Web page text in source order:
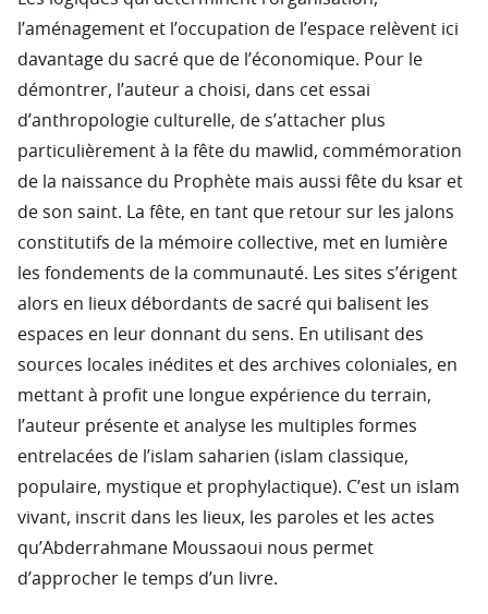
l’aménagement et l’occupation de l’espace relèvent ici
davantage du sacré que de l’économique. Pour le
démontrer, l’auteur a choisi, dans cet essai
d’anthropologie culturelle, de s’attacher plus
particulièrement à la fête du mawlid, commémoration
de la naissance du Prophète mais aussi fête du ksar et
de son saint. La fête, en tant que retour sur les jalons
constitutifs de la mémoire collective, met en lumière
les fondements de la communauté. Les sites s’érigent
alors en lieux débordants de sacré qui balisent les
espaces en leur donnant du sens. En utilisant des
sources locales inédites et des archives coloniales, en
mettant à profit une longue expérience du terrain,
l’auteur présente et analyse les multiples formes
entrelacées de l’islam saharien (islam classique,
populaire, mystique et prophylactique). C’est un islam
vivant, inscrit dans les lieux, les paroles et les actes
qu’Abderrahmane Moussaoui nous permet
d’approcher le temps d’un livre.